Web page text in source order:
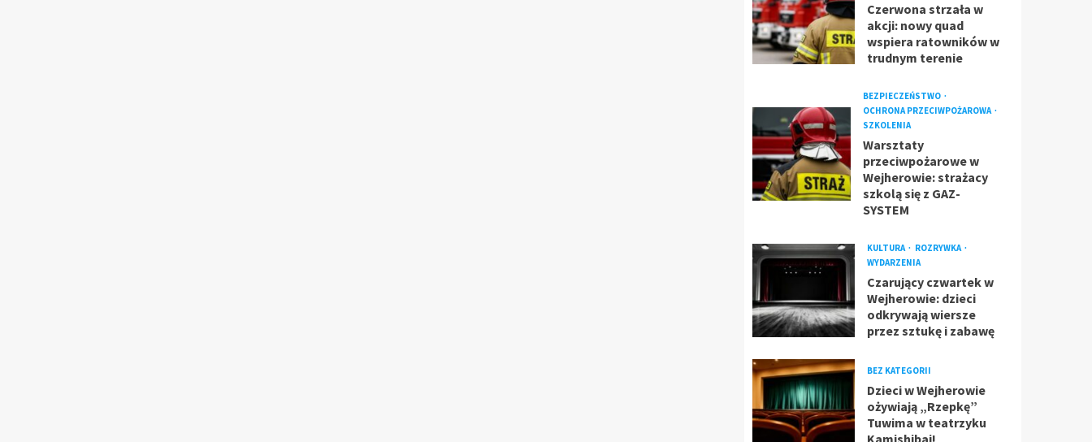
Czerwona strzała w
akcji: nowy quad
wspiera ratowników w
trudnym terenie
BEZPIECZEŃSTWO
OCHRONA PRZECIWPOŻAROWA
SZKOLENIA
Warsztaty
przeciwpożarowe w
Wejherowie: strażacy
szkolą się z GAZ-
SYSTEM
KULTURA
ROZRYWKA
WYDARZENIA
Czarujący czwartek w
Wejherowie: dzieci
odkrywają wiersze
przez sztukę i zabawę
BEZ KATEGORII
Dzieci w Wejherowie
ożywiają „Rzepkę”
Tuwima w teatrzyku
Kamishibai!